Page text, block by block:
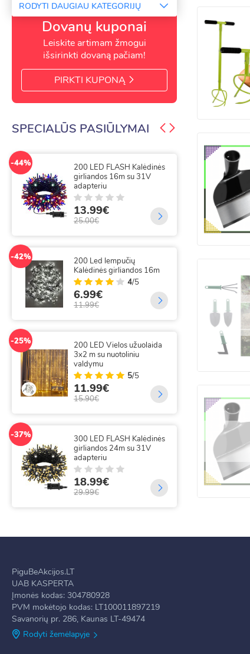
Kalėdinės girliandos ir
dekoracijos
Paspirtukai, riedlentės, riedžiai
Šventėms ir vakarėliams,
dovanos
Šildymas, vėdinimas,
santechnika
Kanceliarija, biurui ir mokyklai
RODYTI DAUGIAU KATEGORIJŲ
Dovanų kuponai
Leiskite artimam žmogui
išsirinkti dovaną pačiam!
PIRKTI KUPONĄ
SPECIALŪS PASIŪLYMAI
-44%
200 LED FLASH Kalėdinės
girliandos 16m su 31V
adapteriu
13.99€
25.00€
-42%
200 Led lempučių
Kalėdinės girliandos 16m
4/5
6.99€
11.99€
-25%
200 LED Vielos užuolaida
3x2 m su nuotoliniu
valdymu
5/5
11.99€
15.90€
-37%
300 LED FLASH Kalėdinės
girliandos 24m su 31V
adapteriu
18.99€
29.99€
-50%
PiguBeAkcijos.LT
UAB KASPERTA
Įmonės kodas: 304780928
PVM mokėtojo kodas: LT100011897219
Savanorių pr. 286, Kaunas LT-49474
Rodyti žemėlapyje